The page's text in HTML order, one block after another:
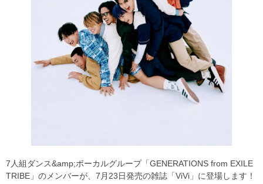
7人組ダンス&amp;ボーカルグループ「GENERATIONS from EXILE
TRIBE」のメンバーが、7月23日発売の雑誌「ViVi」に登場します！